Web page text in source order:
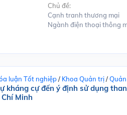
Chủ đề:
Cạnh tranh thương mại
Ngành điện thoại thông
luận Tốt nghiệp/ Khoa Quản trị/
kháng cự đến ý định sử dụng
Minh